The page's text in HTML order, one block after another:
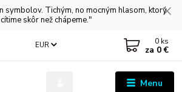
symbolov. Tichým, no mocným hlasom, ktorý
cítime skôr než chápeme."
Menu
EUR 0 ks
za 0 €